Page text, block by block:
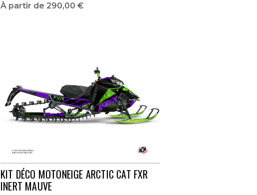
À partir de 290,00 €
KIT DÉCO MOTONEIGE ARCTIC CAT FXR
INERT MAUVE